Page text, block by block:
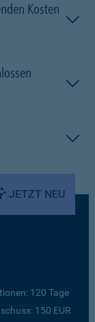
Kosten
JETZT NEU
120 Tage
150 EUR